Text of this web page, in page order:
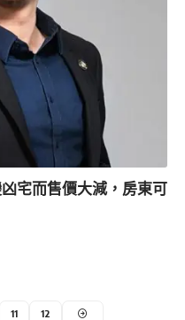
宅而售價大減，房東可
11 12